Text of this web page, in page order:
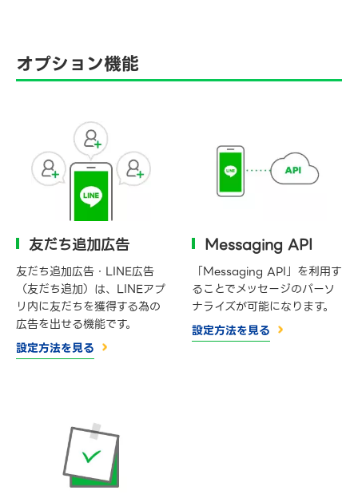
オプション機能
友だち追加広告
友だち追加広告・LINE広告
（友だち追加）は、LINEアプ
リ内に友だちを獲得する為の
広告を出せる機能です。
設定方法を見る
Messaging API
「Messaging API」を利用す
ることでメッセージのパーソ
ナライズが可能になります。
設定方法を見る